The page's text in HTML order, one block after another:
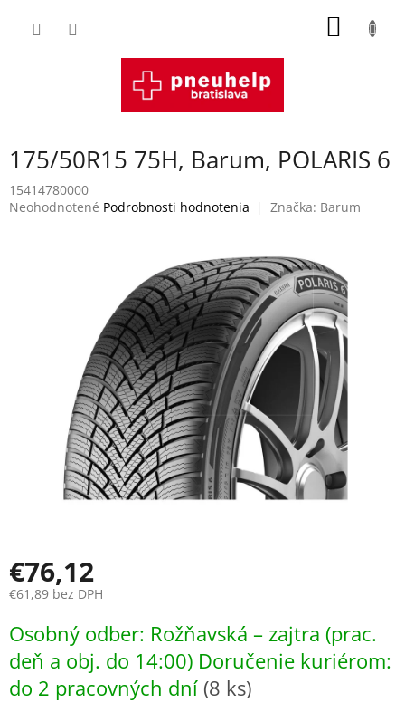
175/50R15 75H, Barum, POLARIS 6
15414780000
Priemerné
Neohodnotené Podrobnosti hodnotenia Značka: Barum
€76,12
€61,89 bez DPH
cena:
Osobný odber: Rožňavská – zajtra (prac.
deň a obj. do 14:00) Doručenie kuriérom:
do 2 pracovných dní (8 ks)